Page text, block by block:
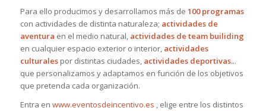
Para ello producimos y desarrollamos más de 100 programas
con actividades de distinta naturaleza; actividades de
aventura en el medio natural, actividades de team builiding
en cualquier espacio exterior o interior, actividades
culturalespor distintas ciudades, actividades deportivas...
que personalizamos y adaptamos en función de los objetivos
que pretenda cada organización.
Entra en www.eventosdeincentivo.es , elige entre los distintos